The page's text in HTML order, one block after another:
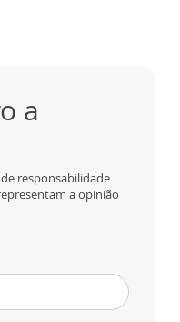
a
responsabilidade
a opinião